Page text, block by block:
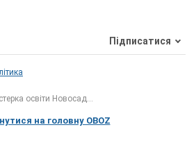
Підписатися
освіти Новосад...
на головну OBOZ